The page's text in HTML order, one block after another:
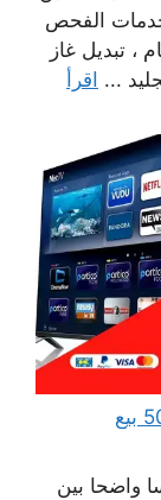
خدمات الفحص
، تبديل غاز
... اقرأ
بيع تلفزيونات شاشات الكويت 50050623 بيع
واضحا بين